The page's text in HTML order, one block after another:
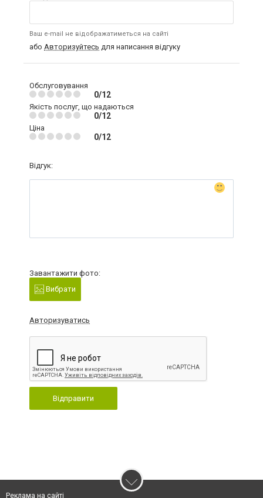
Ваш e-mail не відображатиметься на сайті
або Авторизуйтесь для написання відгуку
Обслуговування
0/12
Якість послуг, що надаються
0/12
Ціна
0/12
Відгук:
Завантажити фото:
Вибрати
Авторизуватись
Відправити
Реклама на сайті